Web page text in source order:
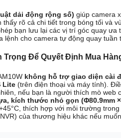
dải động rộng số) giúp camera
thấy rõ cả chi tiết trong bóng tối và
bạn lưu lại các vị trí góc quay ưa
lệnh cho camera tự động quay
Trọng Để Quyết Định Mua
không hỗ trợ giao diện cài
Lite (trên điện thoại và máy tính).
nếu bạn là người thích mò web
kích thước nhỏ gọn (Φ80.9mm ×
thích hợp với môi trường
của thương hiệu khác nếu